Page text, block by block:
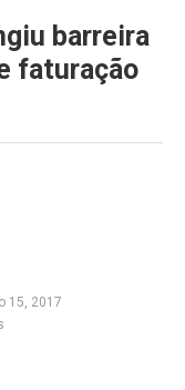
barreira
faturação
15, 2017